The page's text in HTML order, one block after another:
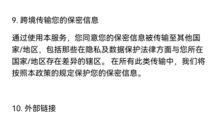
9. 跨境传输您的保密信息
通过使用本服务，您同意您的保密信息被传输至其他国
家/地区，包括那些在隐私及数据保护法律方面与您所在
国家/地区存在差异的辖区。 在所有此类传输中，我们将
按照本政策的规定保护您的保密信息。
10. 外部链接